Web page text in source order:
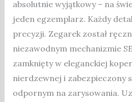
absolutnie wyjątkowy – na
jeden egzemplarz. Każdy
precyzji. Zegarek został
niezawodnym mechanizmie
zamknięty w eleganckiej
nierdzewnej i zabezpieczony
odpornym na zarysowania.